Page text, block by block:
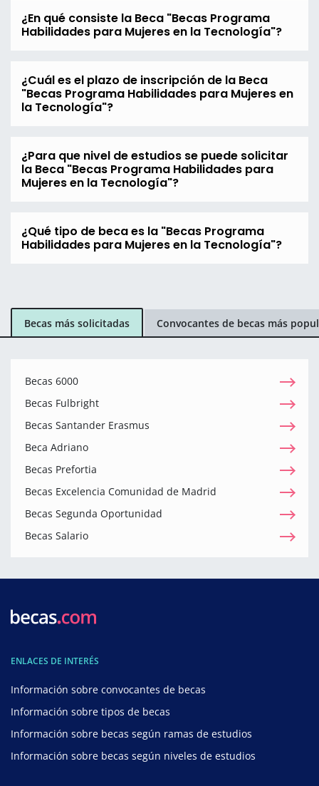
¿En qué consiste la Beca "Becas Programa
Habilidades para Mujeres en la Tecnología"?
¿Cuál es el plazo de inscripción de la Beca
"Becas Programa Habilidades para Mujeres en
la Tecnología"?
¿Para que nivel de estudios se puede solicitar
la Beca "Becas Programa Habilidades para
Mujeres en la Tecnología"?
¿Qué tipo de beca es la "Becas Programa
Habilidades para Mujeres en la Tecnología"?
Becas más solicitadas Convocantes de becas más
Becas 6000
Becas Fulbright
Becas Santander Erasmus
Beca Adriano
Becas Prefortia
Becas Excelencia Comunidad de Madrid
Becas Segunda Oportunidad
Becas Salario
ENLACES DE INTERÉS
Información sobre convocantes de becas
Información sobre tipos de becas
Información sobre becas según ramas de estudios
Información sobre becas según niveles de estudios